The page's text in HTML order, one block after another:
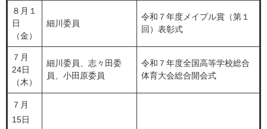
８月１
日
（金）
細川委員
令和７年度メイプル賞（第１
回）表彰式
７月
24日
（木）
細川委員、志々田委
員、小田原委員
令和７年度全国高等学校総合
体育大会総合開会式
７月
15日